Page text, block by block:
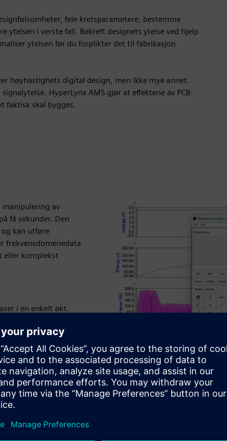
feie kretsparametere, bestemme
ytelsen i verste fall. Bekreft designets ytelse ved hjelp
ytelsen før du forplikter det til fabrikasjon
høyhastighets digital design, men ikke mye annet.
HyperLynx AMS gjør at effektene av PCB-
faktisk skal bygges.
manipulering av
få sekunder. Den
og kan utføre
frekvensdomenedata
eller komplekst
i en enkelt økt.